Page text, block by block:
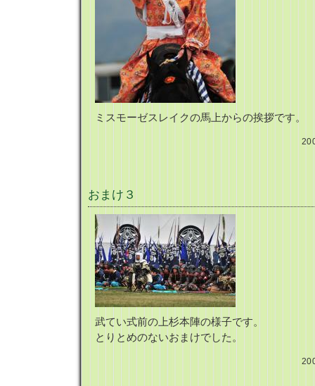
ミスモーゼスレイクの馬上からの挨拶です。
おまけ３
武てい式前の上杉本陣の様子です。
とりとめのないおまけでした。